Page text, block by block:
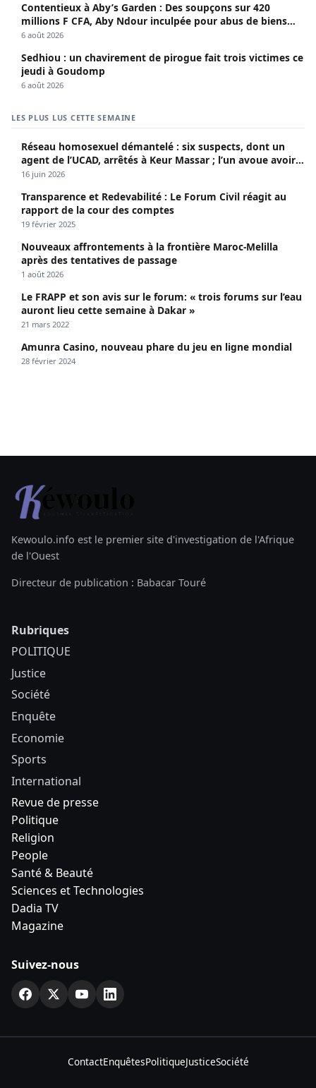
Contentieux à Aby’s Garden : Des soupçons sur 420
millions F CFA, Aby Ndour inculpée pour abus de biens
sociaux
6 août 2026
Sedhiou : un chavirement de pirogue fait trois victimes ce
jeudi à Goudomp
6 août 2026
LES PLUS LUS CETTE SEMAINE
Réseau homosexuel démantelé : six suspects, dont un
agent de l’UCAD, arrêtés à Keur Massar ; l’un avoue avoir
propagé le VIH depuis 2018
16 juin 2026
Transparence et Redevabilité : Le Forum Civil réagit au
rapport de la cour des comptes
19 février 2025
Nouveaux affrontements à la frontière Maroc-Melilla
après des tentatives de passage
1 août 2026
Le FRAPP et son avis sur le forum: « trois forums sur l’eau
auront lieu cette semaine à Dakar »
21 mars 2022
Amunra Casino, nouveau phare du jeu en ligne mondial
28 février 2024
Kewoulo.info est le premier site d'investigation de l'Afrique
de l'Ouest
Directeur de publication : Babacar Touré
Rubriques
POLITIQUE
Justice
Société
Enquête
Economie
Sports
International
Revue de presse
Politique
Religion
People
Santé & Beauté
Sciences et Technologies
Dadia TV
Magazine
Suivez-nous
ContactEnquêtesPolitiqueJusticeSociété